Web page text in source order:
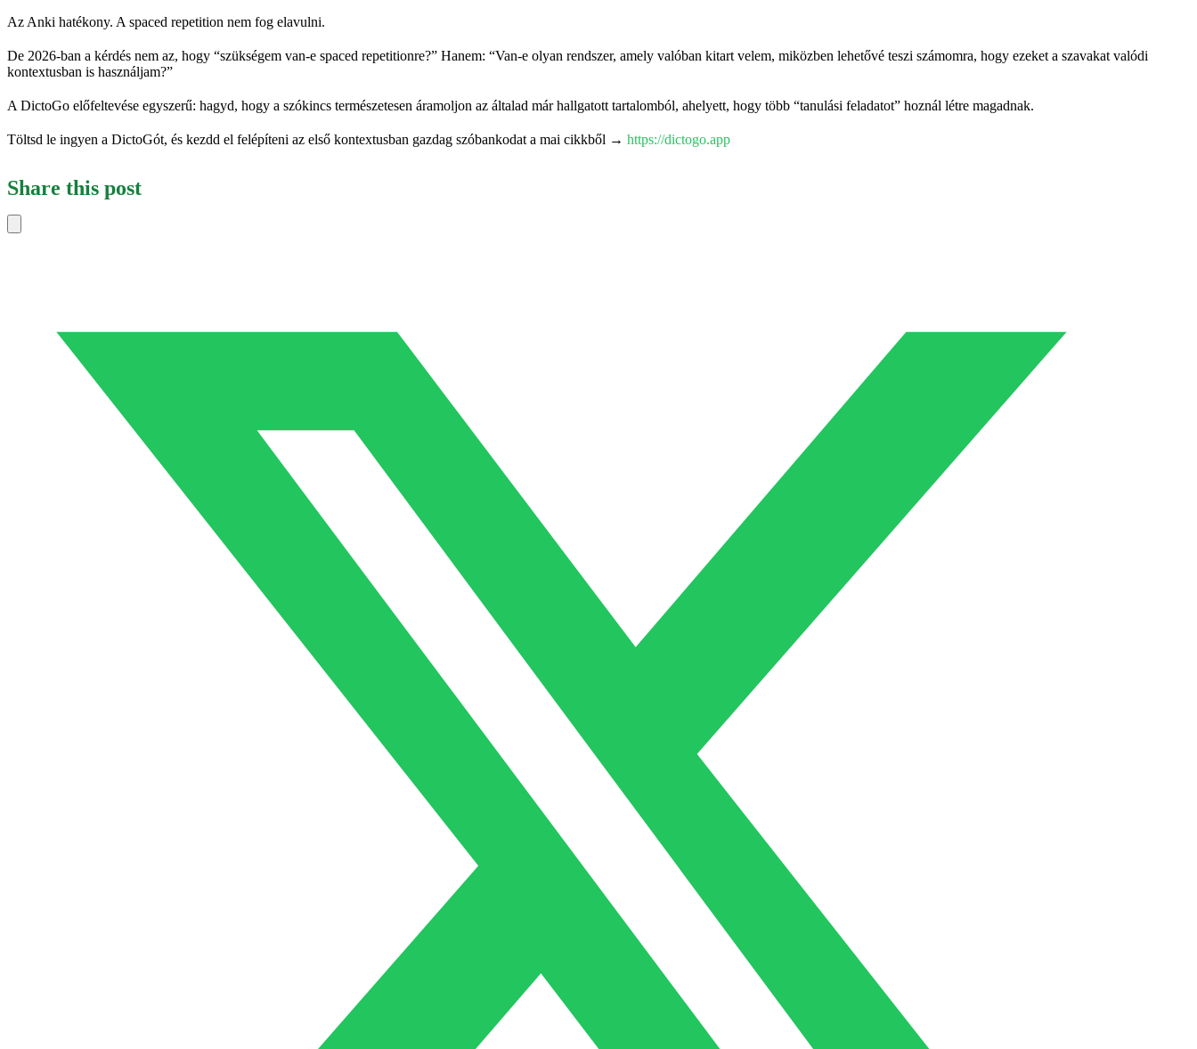
Az Anki hatékony. A spaced repetition nem fog elavulni.
De 2026-ban a kérdés nem az, hogy “szükségem van-e spaced repetitionre?” Hanem: “Van-e olyan rendszer, amely valóban kitart velem, miközben lehetővé teszi számomra, hogy ezeket a szavakat valódi
kontextusban is használjam?”
A DictoGo előfeltevése egyszerű: hagyd, hogy a szókincs természetesen áramoljon az általad már hallgatott tartalomból, ahelyett, hogy több “tanulási feladatot” hoznál létre magadnak.
Töltsd le ingyen a DictoGót, és kezdd el felépíteni az első kontextusban gazdag szóbankodat a mai cikkből → https://dictogo.app
Share this post